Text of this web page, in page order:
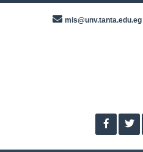
mis@unv.tanta.edu.eg